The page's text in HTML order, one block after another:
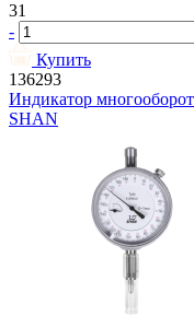
31
-
Купить
136293
Индикатор
SHAN